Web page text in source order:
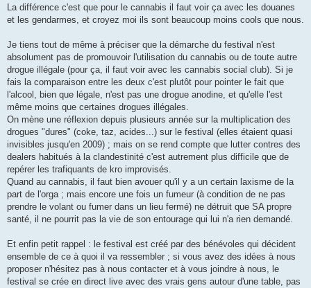
La différence c'est que pour le cannabis il faut voir ça avec les douanes
et les gendarmes, et croyez moi ils sont beaucoup moins cools que nous.
Je tiens tout de même à préciser que la démarche du festival n'est
absolument pas de promouvoir l'utilisation du cannabis ou de toute autre
drogue illégale (pour ça, il faut voir avec les cannabis social club). Si je
fais la comparaison entre les deux c'est plutôt pour pointer le fait que
l'alcool, bien que légale, n'est pas une drogue anodine, et qu'elle l'est
même moins que certaines drogues illégales.
On mène une réflexion depuis plusieurs année sur la multiplication des
drogues "dures" (coke, taz, acides...) sur le festival (elles étaient quasi
invisibles jusqu'en 2009) ; mais on se rend compte que lutter contres des
dealers habitués à la clandestinité c'est autrement plus difficile que de
repérer les trafiquants de kro improvisés.
Quand au cannabis, il faut bien avouer qu'il y a un certain laxisme de la
part de l'orga ; mais encore une fois un fumeur (à condition de ne pas
prendre le volant ou fumer dans un lieu fermé) ne détruit que SA propre
santé, il ne pourrit pas la vie de son entourage qui lui n'a rien demandé.
Et enfin petit rappel : le festival est créé par des bénévoles qui décident
ensemble de ce à quoi il va ressembler ; si vous avez des idées à nous
proposer n'hésitez pas à nous contacter et à vous joindre à nous, le
festival se crée en direct live avec des vrais gens autour d'une table, pas